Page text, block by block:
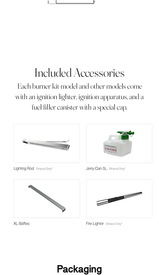
Packaging
Included Accessories
Each burner kit model and other models come
with an ignition lighter, ignition apparatus, and a
fuel filler canister with a special cap.